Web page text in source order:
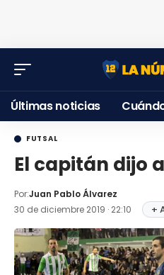
Últimas noticias
FUTSAL
El capitán dijo
Por:Juan Pablo Álvarez
30 de diciembre 2019 · 22:10
+